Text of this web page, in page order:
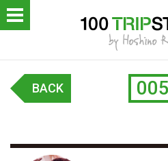
ジェクトについて
BACK 005